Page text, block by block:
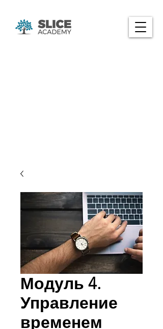
Модуль 4.
Управление
временем